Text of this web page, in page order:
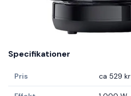
Specifikationer
Pris ca 529 kr